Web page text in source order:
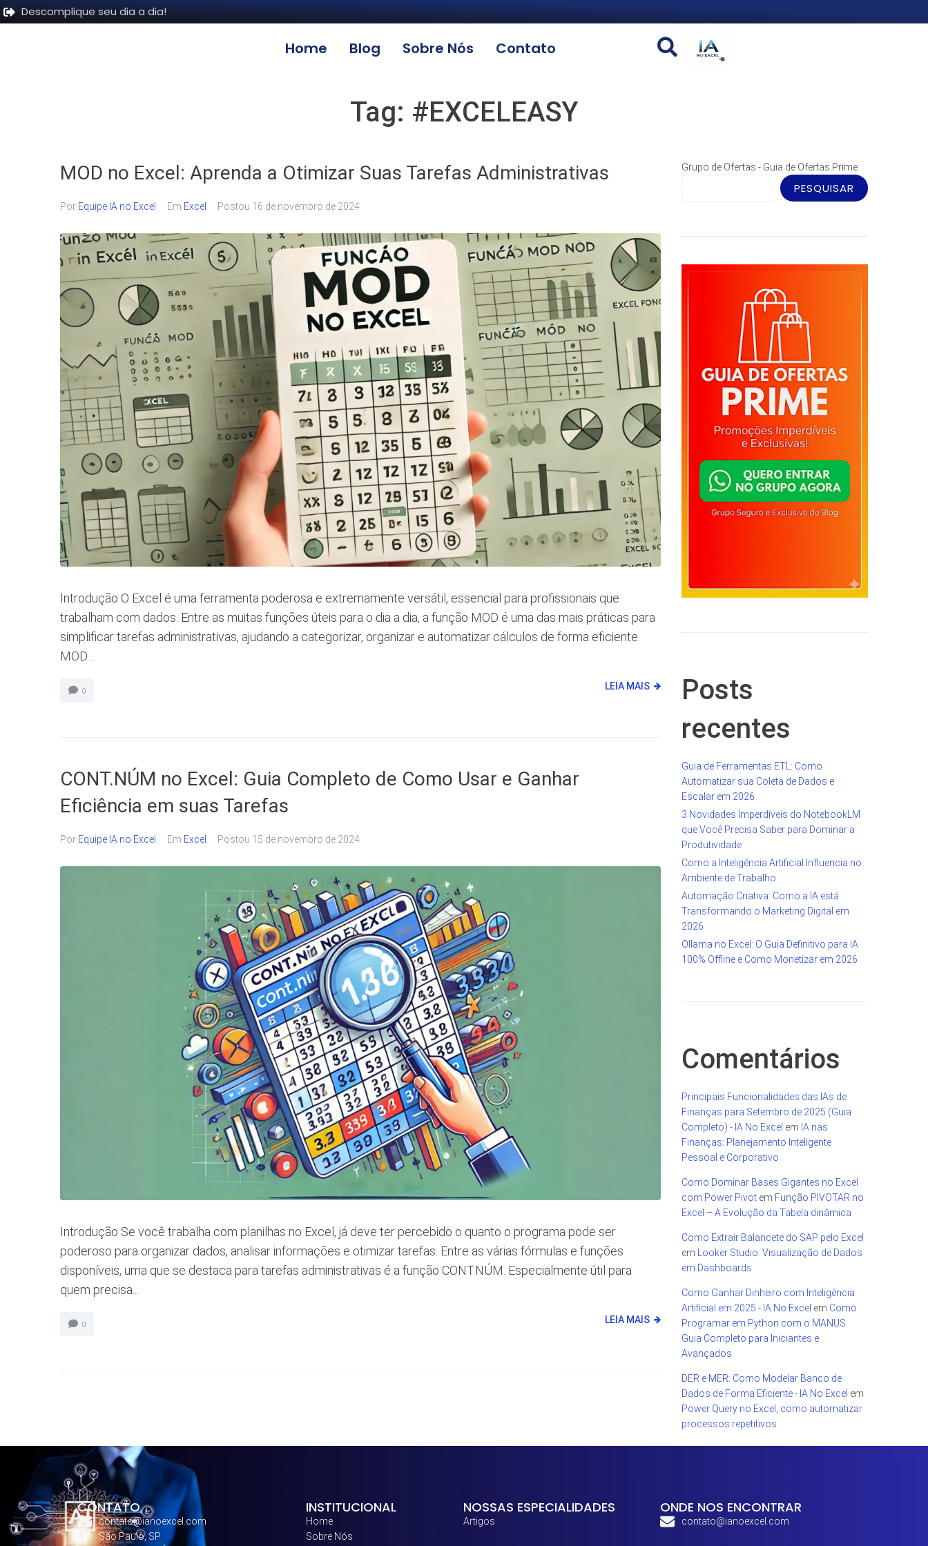
Descomplique seu dia a dia!
Home Blog Sobre Nós Contato
Tag: #EXCELEASY
MOD no Excel: Aprenda a Otimizar Suas Tarefas Administrativas
Por Equipe IA no Excel Em Excel Postou 16 de novembro de 2024
Introdução O Excel é uma ferramenta poderosa e extremamente versátil, essencial para profissionais que
trabalham com dados. Entre as muitas funções úteis para o dia a dia, a função MOD é uma das mais práticas para
simplificar tarefas administrativas, ajudando a categorizar, organizar e automatizar cálculos de forma eficiente.
MOD...
0 LEIA MAIS
CONT.NÚM no Excel: Guia Completo de Como Usar e Ganhar
Eficiência em suas Tarefas
Por Equipe IA no Excel Em Excel Postou 15 de novembro de 2024
Introdução Se você trabalha com planilhas no Excel, já deve ter percebido o quanto o programa pode ser
poderoso para organizar dados, analisar informações e otimizar tarefas. Entre as várias fórmulas e funções
disponíveis, uma que se destaca para tarefas administrativas é a função CONT.NÚM. Especialmente útil para
quem precisa...
0 LEIA MAIS
Grupo de Ofertas - Guia de Ofertas Prime
PESQUISAR
Posts
recentes
Guia de Ferramentas ETL: Como
Automatizar sua Coleta de Dados e
Escalar em 2026
3 Novidades Imperdíveis do NotebookLM
que Você Precisa Saber para Dominar a
Produtividade
Como a Inteligência Artificial Influencia no
Ambiente de Trabalho
Automação Criativa: Como a IA está
Transformando o Marketing Digital em
2026
Ollama no Excel: O Guia Definitivo para IA
100% Offline e Como Monetizar em 2026
Comentários
Principais Funcionalidades das IAs de
Finanças para Setembro de 2025 (Guia
Completo) - IA No Excel em IA nas
Finanças: Planejamento Inteligente
Pessoal e Corporativo
Como Dominar Bases Gigantes no Excel
com Power Pivot em Função PIVOTAR no
Excel – A Evolução da Tabela dinâmica
Como Extrair Balancete do SAP pelo Excel
em Looker Studio: Visualização de Dados
em Dashboards
Como Ganhar Dinheiro com Inteligência
Artificial em 2025 - IA No Excel em Como
Programar em Python com o MANUS:
Guia Completo para Iniciantes e
Avançados
DER e MER: Como Modelar Banco de
Dados de Forma Eficiente - IA No Excel em
Power Query no Excel, como automatizar
processos repetitivos
CONTATO
contato@ianoexcel.com
São Paulo, SP
INSTITUCIONAL
Home
Sobre Nós
NOSSAS ESPECIALIDADES
Artigos
ONDE NOS ENCONTRAR
contato@ianoexcel.com